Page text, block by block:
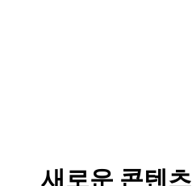
새로운 콘텐츠